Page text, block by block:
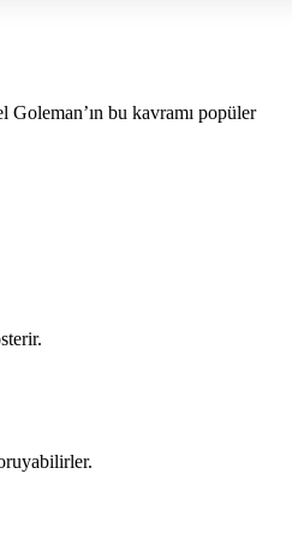
bu kavramı popüler